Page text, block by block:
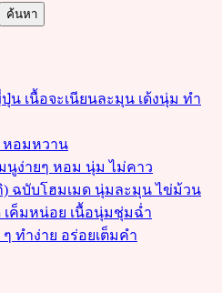
ค้นหา
น เนื้อจะเนียนละมุน เด้งนุ่ม ทำ
หอมหวาน
นูง่ายๆ หอม นุ่ม ไม่คาว
ฉบับโฮมเมด นุ่มละมุน ไข่ม้วน
ค็มหน่อย เนื้อนุ่มชุ่มฉ่ำ
ทำง่าย อร่อยเต็มคำ